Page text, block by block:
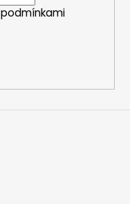
podmínkami